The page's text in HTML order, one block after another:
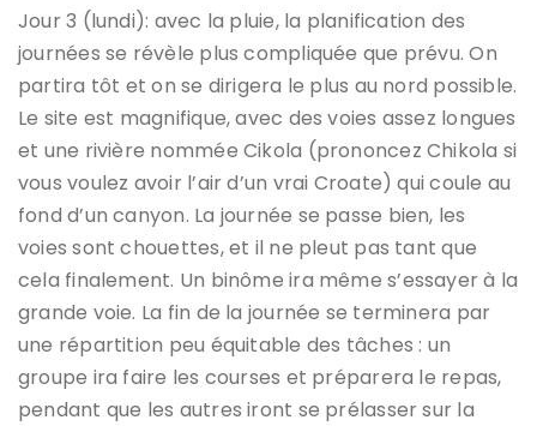
Jour 3 (lundi): avec la pluie, la planification des
journées se révèle plus compliquée que prévu. On
partira tôt et on se dirigera le plus au nord possible.
Le site est magnifique, avec des voies assez longues
et une rivière nommée Cikola (prononcez Chikola si
vous voulez avoir l’air d’un vrai Croate) qui coule au
fond d’un canyon. La journée se passe bien, les
voies sont chouettes, et il ne pleut pas tant que
cela finalement. Un binôme ira même s’essayer à la
grande voie. La fin de la journée se terminera par
une répartition peu équitable des tâches : un
groupe ira faire les courses et préparera le repas,
pendant que les autres iront se prélasser sur la